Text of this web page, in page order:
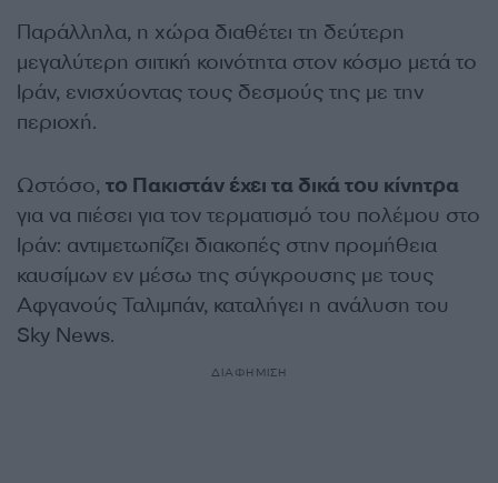
Παράλληλα, η χώρα διαθέτει τη δεύτερη
μεγαλύτερη σιιτική κοινότητα στον κόσμο μετά το
Ιράν, ενισχύοντας τους δεσμούς της με την
περιοχή.
Ωστόσο, το Πακιστάν έχει τα δικά του κίνητρα
για να πιέσει για τον τερματισμό του πολέμου στο
Ιράν: αντιμετωπίζει διακοπές στην προμήθεια
καυσίμων εν μέσω της σύγκρουσης με τους
Αφγανούς Ταλιμπάν, καταλήγει η ανάλυση του
Sky News.
ΔΙΑΦΗΜΙΣΗ